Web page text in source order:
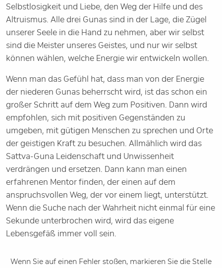
Selbstlosigkeit und Liebe, den Weg der Hilfe und des
Altruismus. Alle drei Gunas sind in der Lage, die Zügel
unserer Seele in die Hand zu nehmen, aber wir selbst
sind die Meister unseres Geistes, und nur wir selbst
können wählen, welche Energie wir entwickeln wollen.
Wenn man das Gefühl hat, dass man von der Energie
der niederen Gunas beherrscht wird, ist das schon ein
großer Schritt auf dem Weg zum Positiven. Dann wird
empfohlen, sich mit positiven Gegenständen zu
umgeben, mit gütigen Menschen zu sprechen und Orte
der geistigen Kraft zu besuchen. Allmählich wird das
Sattva-Guna Leidenschaft und Unwissenheit
verdrängen und ersetzen. Dann kann man einen
erfahrenen Mentor finden, der einen auf dem
anspruchsvollen Weg, der vor einem liegt, unterstützt.
Wenn die Suche nach der Wahrheit nicht einmal für eine
Sekunde unterbrochen wird, wird das eigene
Lebensgefäß immer voll sein.
Wenn Sie auf einen Fehler stoßen, markieren Sie die Stelle